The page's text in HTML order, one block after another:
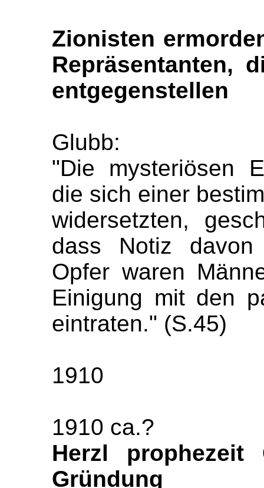
Zionisten
Repräsentanten,
entgegenstellen
Glubb:
"Die mysteriösen
die sich einer
widersetzten,
dass Notiz davon
Opfer waren
Einigung mit den
eintraten." (S.45)
1910
1910 ca.?
Herzl
Gründung